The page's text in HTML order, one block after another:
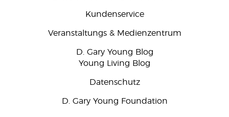
Kundenservice
Veranstaltungs & Medienzentrum
D. Gary Young Blog
Young Living Blog
Datenschutz
D. Gary Young Foundation